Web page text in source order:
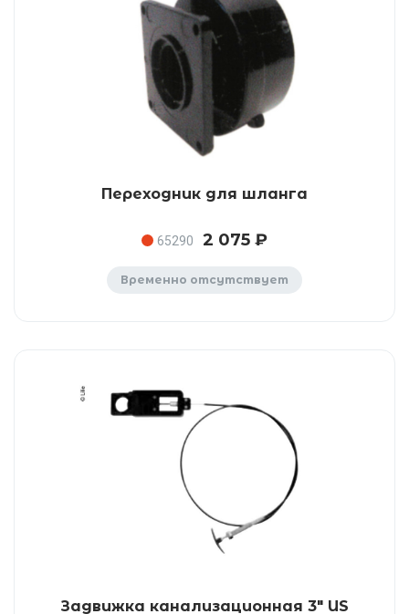
Переходник для шланга
65290 2 075 ₽
Временно отсутствует
Задвижка канализационная 3" US